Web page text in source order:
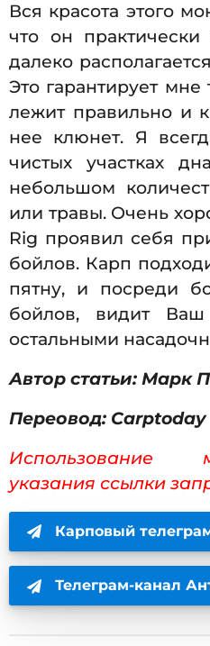
Вся красота этого
что он практически
далеко
Это гарантирует мне
лежит правильно и
нее клюнет. Я
чистых участках
небольшом
или травы. Очень
Rig проявил себя
бойлов. Карп
пятну, и посреди
бойлов, видит
остальными
Автор статьи: Марк
Переовод: Carptoday
Использование
указания ссылки
Карповый
Телеграм-канал